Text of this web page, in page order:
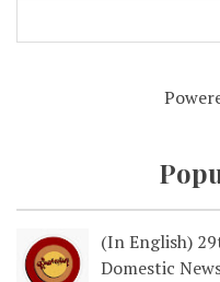
(In English)
Domestic